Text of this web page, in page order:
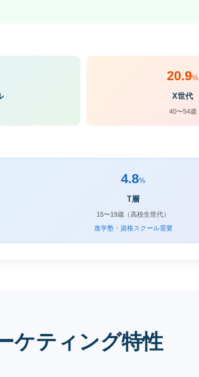
20.9%
X世代
40〜54歳
4.8%
T層
15〜19歳（高校生世代）
進学塾・資格スクール需要
ケティング特性